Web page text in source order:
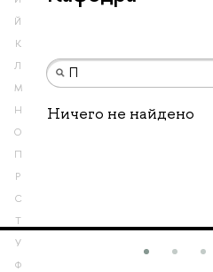
Й
К
Л
М
Н
О
П
Р
С
Т
У
Ф
Ничего не найдено